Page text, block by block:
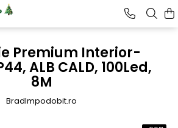
Premium Interior-
ALB CALD, 100Led,
8M
BradImpodobit.ro